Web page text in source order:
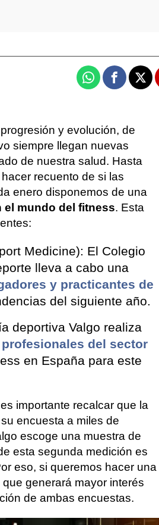
WhatsappFacebook
X
y evolución, de
siempre llegan nuevas
de nuestra salud. Hasta
recuento de si las
enero disponemos de una
el mundo del fitness. Esta
Medicine): El Colegio
lleva a cabo una
y practicantes de
del siguiente año.
deportiva Valgo realiza
del sector
en España para este
importante recalcar que la
encuesta a miles de
escoge una muestra de
esta segunda medición es
eso, si queremos hacer una
que generará mayor interés
de ambas encuestas.